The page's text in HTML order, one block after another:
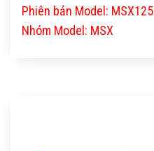
Phiên bản Model: MSX125
Nhóm Model: MSX